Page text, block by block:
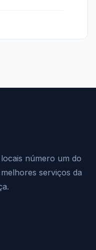
número um do
serviços da